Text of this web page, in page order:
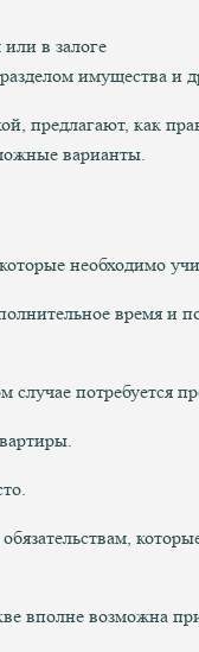
в залоге
имущества и
предлагают, как
варианты.
необходимо
время и
потребуется
вполне возможна